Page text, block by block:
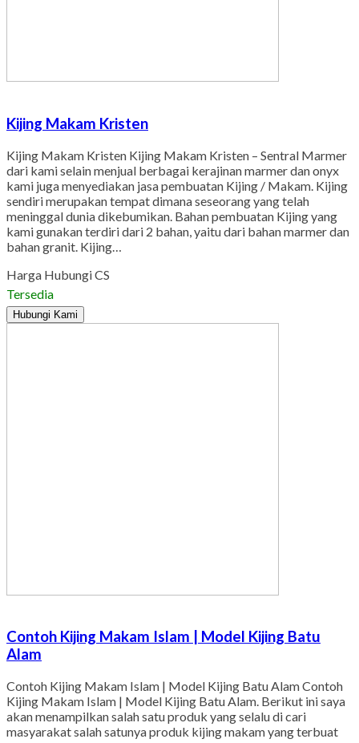
Kijing Makam Kristen
Kijing Makam Kristen Kijing Makam Kristen – Sentral Marmer
dari kami selain menjual berbagai kerajinan marmer dan onyx
kami juga menyediakan jasa pembuatan Kijing / Makam. Kijing
sendiri merupakan tempat dimana seseorang yang telah
meninggal dunia dikebumikan. Bahan pembuatan Kijing yang
kami gunakan terdiri dari 2 bahan, yaitu dari bahan marmer dan
bahan granit. Kijing…
Harga Hubungi CS
Tersedia
Hubungi Kami
Contoh Kijing Makam Islam | Model Kijing Batu
Alam
Contoh Kijing Makam Islam | Model Kijing Batu Alam Contoh
Kijing Makam Islam | Model Kijing Batu Alam. Berikut ini saya
akan menampilkan salah satu produk yang selalu di cari
masyarakat salah satunya produk kijing makam yang terbuat